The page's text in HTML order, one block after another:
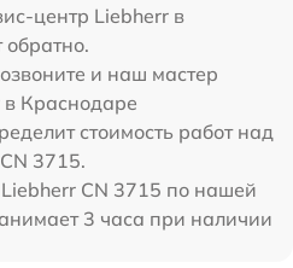
центр Liebherr в
и наш мастер
в Краснодаре
стоимость работ над
3715.
CN 3715 по нашей
3 часа при наличии